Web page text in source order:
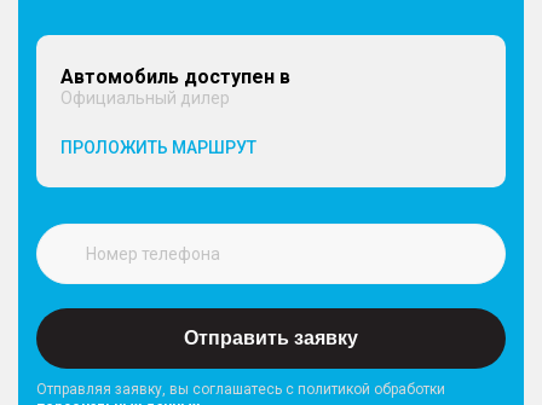
Автомобиль доступен в
Официальный дилер
ПРОЛОЖИТЬ МАРШРУТ
Отправить заявку
Отправляя заявку, вы соглашатесь с политикой обработки